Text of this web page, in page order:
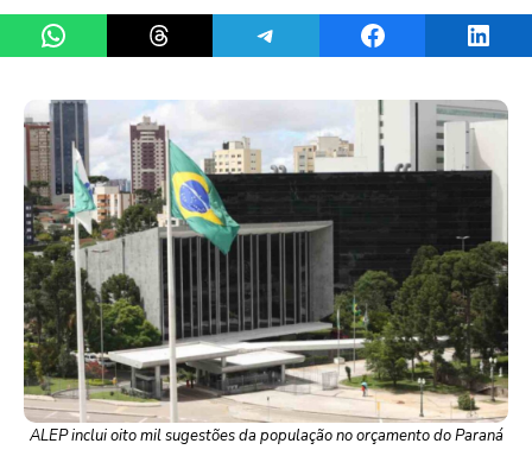
Share on WhatsAppShare on ThreadsShare on TelegramShare on Facebook
ALEP inclui oito mil sugestões da população no orçamento do Paraná